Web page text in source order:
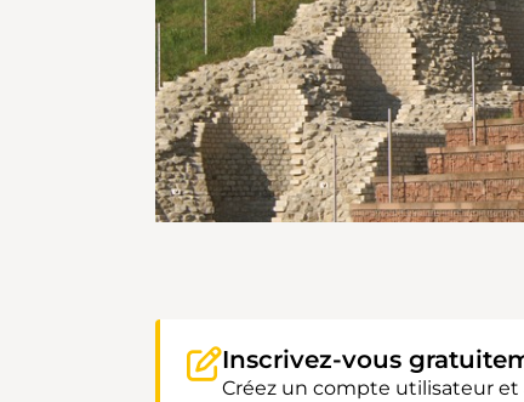
Inscrivez-vous
Créez un compte utilisateur